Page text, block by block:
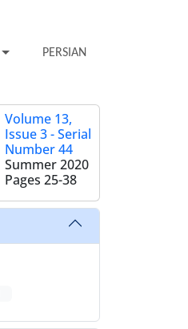
PERSIAN
Volume 13,
Issue 3 - Serial
Number 44
Summer 2020
Pages 25-38